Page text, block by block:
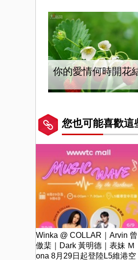
你的愛情何時開花
您也可能喜歡這
Winka @ COLLAR｜Arvin 曾
傲棐｜Dark 黃明德｜表妹 Ｍ
ona 8月29日起登陸L5維港空